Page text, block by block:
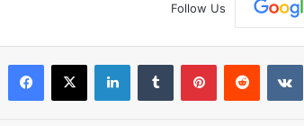
Follow Us
Facebook
X LinkedInTumblr PinterestReddit